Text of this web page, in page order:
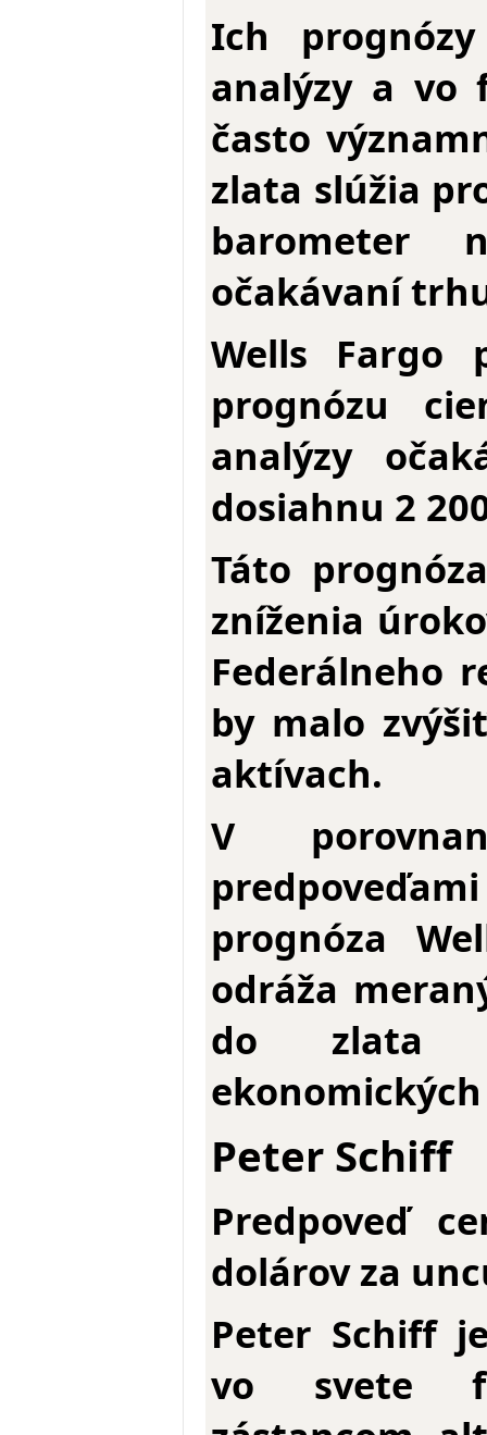
Ich
analýzy a vo
často
zlata slúžia
barometer
očakávaní
Wells Fargo
prognózu
analýzy
dosiahnu 2
Táto
zníženia
Federálneho
by malo
aktívach.
V
prognóza
odráža
do zlata
Peter Schiff
Predpoveď
dolárov za
Peter Schiff
vo svete